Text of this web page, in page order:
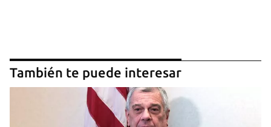
También te puede interesar